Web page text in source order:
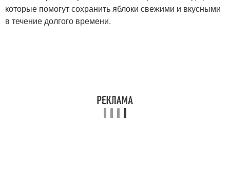
которые помогут сохранить яблоки свежими и вкусными
в течение долгого времени.